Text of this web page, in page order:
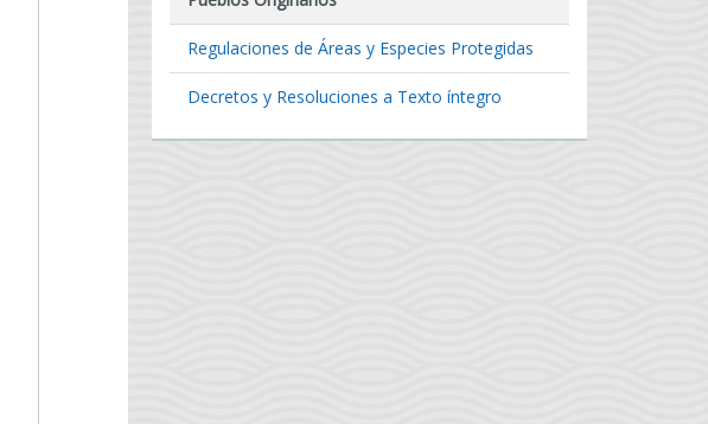
Regulaciones de Áreas y Especies Protegidas
Decretos y Resoluciones a Texto íntegro